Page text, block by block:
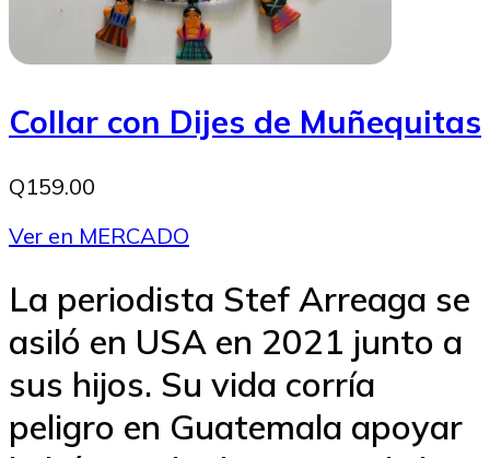
Collar con Dijes de Muñequitas
Q159.00
Ver en MERCADO
La periodista Stef Arreaga se
asiló en USA en 2021 junto a
sus hijos. Su vida corría
peligro en Guatemala apoyar